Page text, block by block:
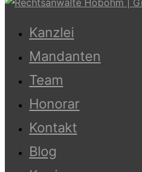
Kanzlei
Mandanten
Team
Honorar
Kontakt
Blog